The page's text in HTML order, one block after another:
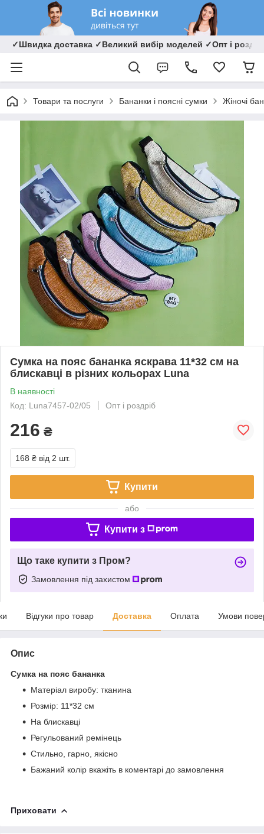
✓Швидка доставка ✓Великий вибір моделей ✓Опт і
Товари та послуги Бананки і поясні сумки Жіночі
Сумка на пояс бананка яскрава 11*32 см на
блискавці в різних кольорах Luna
В наявності
Код: Luna7457-02/05
Опт і роздріб
216 ₴
168 ₴ від 2 шт.
Купити
або
Купити з
Що таке купити з Пром?
Замовлення під захистом
Відгуки про товар Доставка Оплата Умови
Опис
Сумка на пояс бананка
Матеріал виробу: тканина
Розмір: 11*32 см
На блискавці
Регульований ремінець
Стильно, гарно, якісно
Бажаний колір вкажіть в коментарі до замовлення
Приховати